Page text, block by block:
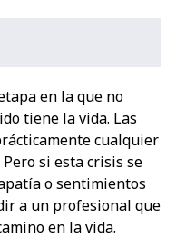
en la que no
tiene la vida. Las
cualquier
si esta crisis se
o sentimientos
a un profesional que
en la vida.